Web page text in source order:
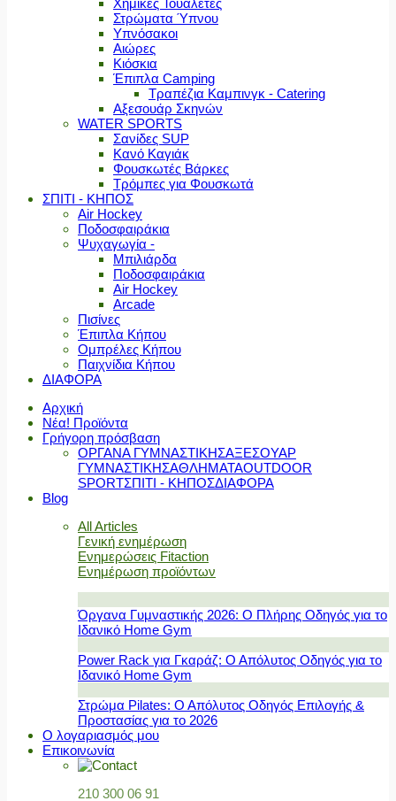
Χημικές Τουαλέτες
Στρώματα Ύπνου
Υπνόσακοι
Αιώρες
Κιόσκια
Έπιπλα Camping
Τραπέζια Καμπινγκ - Catering
Αξεσουάρ Σκηνών
WATER SPORTS
Σανίδες SUP
Κανό Καγιάκ
Φουσκωτές Βάρκες
Τρόμπες για Φουσκωτά
ΣΠΙΤΙ - ΚΗΠΟΣ
Air Hockey
Ποδοσφαιράκια
Ψυχαγωγία -
Μπιλιάρδα
Ποδοσφαιράκια
Air Hockey
Arcade
Πισίνες
Έπιπλα Κήπου
Ομπρέλες Κήπου
Παιχνίδια Κήπου
ΔΙΑΦΟΡΑ
Αρχική
Νέα! Προϊόντα
Γρήγορη πρόσβαση
ΟΡΓΑΝΑ ΓΥΜΝΑΣΤΙΚΗΣΑΞΕΣΟΥΑΡ
ΓΥΜΝΑΣΤΙΚΗΣΑΘΛΗΜΑΤΑOUTDOOR
SPORTΣΠΙΤΙ - ΚΗΠΟΣΔΙΑΦΟΡΑ
Blog
All Articles
Γενική ενημέρωση
Ενημερώσεις Fitaction
Ενημέρωση προϊόντων
Όργανα Γυμναστικής 2026: Ο Πλήρης Οδηγός για το
Ιδανικό Home Gym
Power Rack για Γκαράζ: Ο Απόλυτος Οδηγός για το
Ιδανικό Home Gym
Στρώμα Pilates: Ο Απόλυτος Οδηγός Επιλογής &
Προστασίας για το 2026
Ο λογαριασμός μου
Επικοινωνία
210 300 06 91